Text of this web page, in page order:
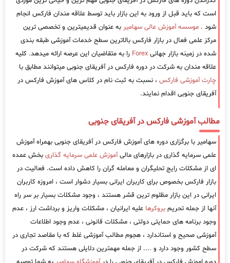
است که باید قبل از ورود به این بازار باید توسط علاقه مندان فارکس انجام
شود . موسسه آموزش عالی سهامیر به عنوان قدیمیترین و تخصصی ترین
مرکز علمی فعال در بازار فارکس بالاترین سطح خدمات آموزشی طبقه بندی
شده در زمینه بازار جهانی Forex را به متقاضیان این عرصه ارائه میدهد. کلیه
علاقه مندان به شرکت در دوره فارکس در آفریقای جنوبی میتوانند مطابق با
چارت آموزشی فارکس ، نسبت به ثبت نام در کلاس های آموزش فارکس در
آفریقای جنوبی اقدام نمایند.
مطالب آموزشی فارکس در آفریقای جنوبی
سهامیر با برگزاری دوره های آموزش فارکس در آفریقای جنوبی بهمراه آموزش
علمی سرمایه گذاری در بازارهای مالیآموزش علمی سرمایه گذاری بخش عمده
ای از مشکلات رایج تحلیگران و معامله گران را کاهش داده است. فعالیت در
بازار فارکس بخصوص برای کاربران ایرانی بسیار دشوار است ، امروزه کاربران
ایرانی در این بازار مظلوم ترین قشر هستند ، وجود مشکلات بسیار بر سر راه
آنها از جمله تحریم بروکرها علیه ایرانیان ، مشکلات واریز و برداشت ارز ، عدم
وجود برنامه های حمایتی دولتی ، مشکلات قانونی ، عدم وجود اطلاعات
آموزشی صحیح و استاندارد ، هجوم مطالب آموزشی غلط که با مقاصد تجاری در
سطح کشور وجود دارد و .... از جمله مهمترین دلایلی هستند که شرکت در